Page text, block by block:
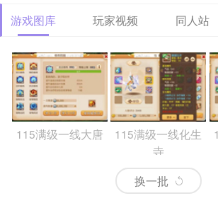
游戏图库 玩家视频 同人站
115满级一线大唐
115满级一线化生
寺
换一批